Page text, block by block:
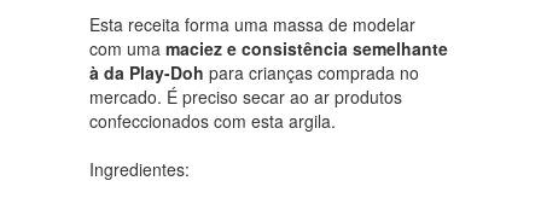
Esta receita forma uma massa de modelar
com uma maciez e consistência semelhante
à da Play-Doh para crianças comprada no
mercado. É preciso secar ao ar produtos
confeccionados com esta argila.
Ingredientes: